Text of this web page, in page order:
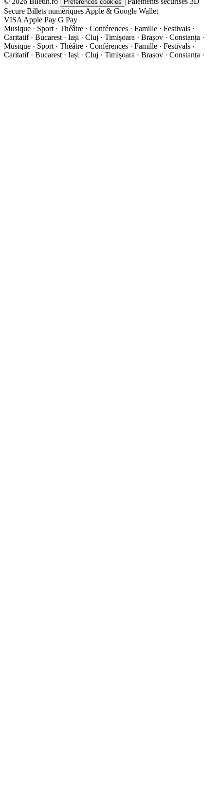
Préférences cookies
Secure Billets numériques Apple & Google Wallet
VISA Apple Pay G Pay
Musique · Sport · Théâtre · Conférences · Famille · Festivals ·
Caritatif · Bucarest · Iași · Cluj · Timișoara · Brașov · Constanța ·
Musique · Sport · Théâtre · Conférences · Famille · Festivals ·
Caritatif · Bucarest · Iași · Cluj · Timișoara · Brașov · Constanța ·